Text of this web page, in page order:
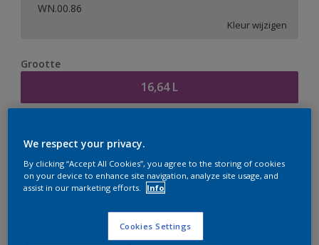
WN.00.86
Kleur wijzigen
Grootte
16,64 L
te bestellen. Houd de website in de gaten, we werken
er hard aan om de voorraad aan te vullen.
We respect your privacy.
By clicking “Accept All Cookies”, you agree to the storing of cookies
on your device to enhance site navigation, analyze site usage, and
assist in our marketing efforts.
Info
Cookies Settings